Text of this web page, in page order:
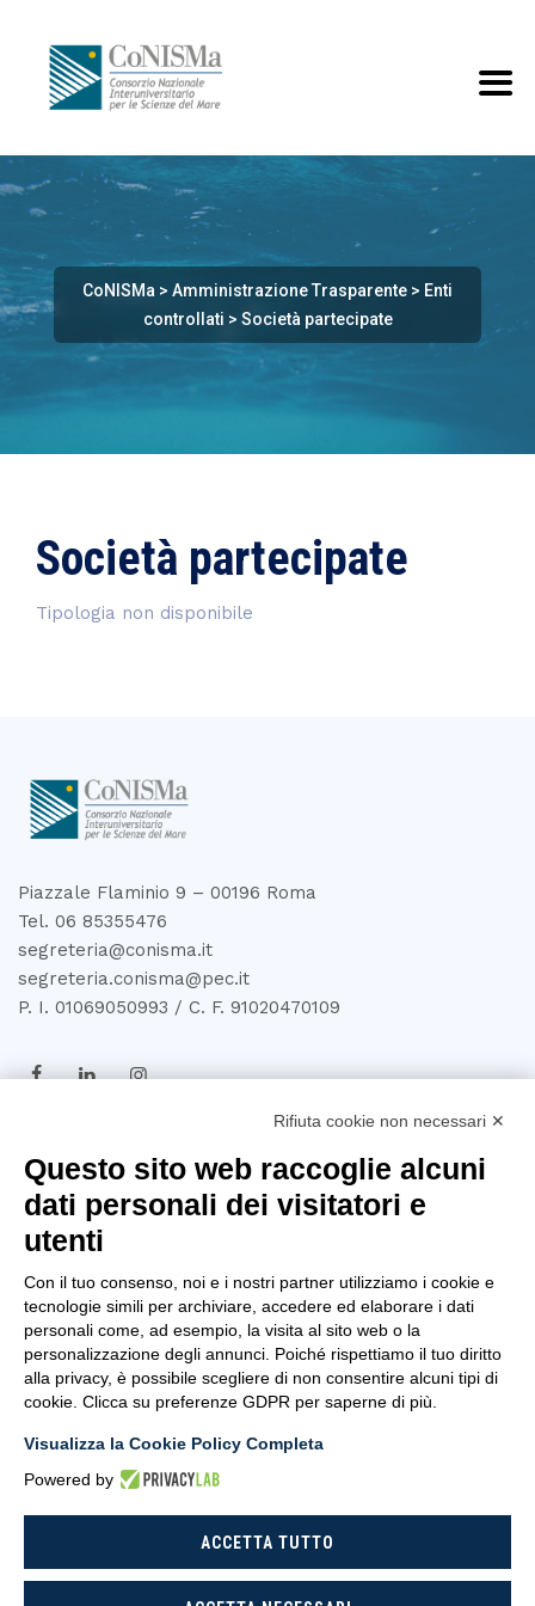
CoNISMa > Amministrazione Trasparente > Enti
controllati > Società partecipate
Società partecipate
Tipologia non disponibile
Piazzale Flaminio 9 – 00196 Roma
Tel. 06 85355476
segreteria@conisma.it
segreteria.conisma@pec.it
P. I. 01069050993 / C. F. 91020470109
TRASPARENZA
Amministrazione
Trasparente
Privacy Policy
Whistleblowing
D.U.R.C
CoNISMa © 2026 - All rights reserved.
Rifiuta cookie non necessari ✕
Questo sito web raccoglie alcuni
dati personali dei visitatori e
utenti
Con il tuo consenso, noi e i nostri partner utilizziamo i cookie e
tecnologie simili per archiviare, accedere ed elaborare i dati
personali come, ad esempio, la visita al sito web o la
personalizzazione degli annunci. Poiché rispettiamo il tuo diritto
alla privacy, è possibile scegliere di non consentire alcuni tipi di
cookie. Clicca su preferenze GDPR per saperne di più.
Visualizza la Cookie Policy Completa
Powered by
ACCETTA TUTTO